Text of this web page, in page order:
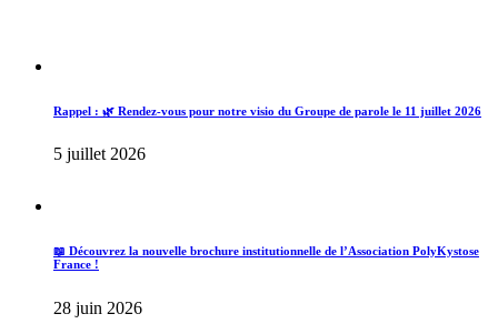
Rappel : 🌿 Rendez-vous pour notre visio du Groupe de parole le 11 juillet 2026
5 juillet 2026
📖 Découvrez la nouvelle brochure institutionnelle de l’Association PolyKystose
France !
28 juin 2026